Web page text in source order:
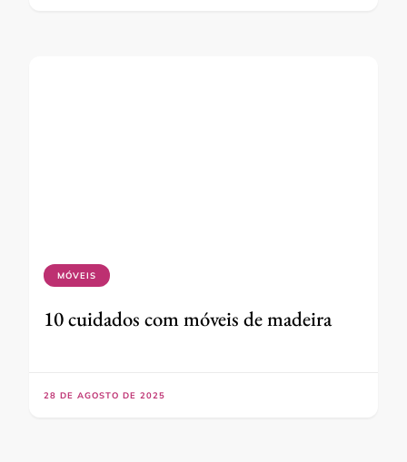
MÓVEIS
10 cuidados com móveis de madeira
28 DE AGOSTO DE 2025